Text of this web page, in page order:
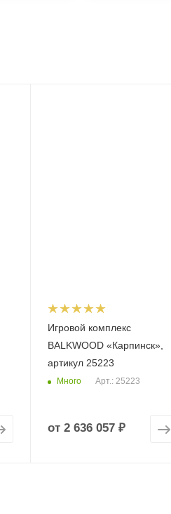
Игровой комплекс
BALKWOOD «Карпинск»,
артикул 25223
Много Арт.: 25223
от 2 636 057 ₽